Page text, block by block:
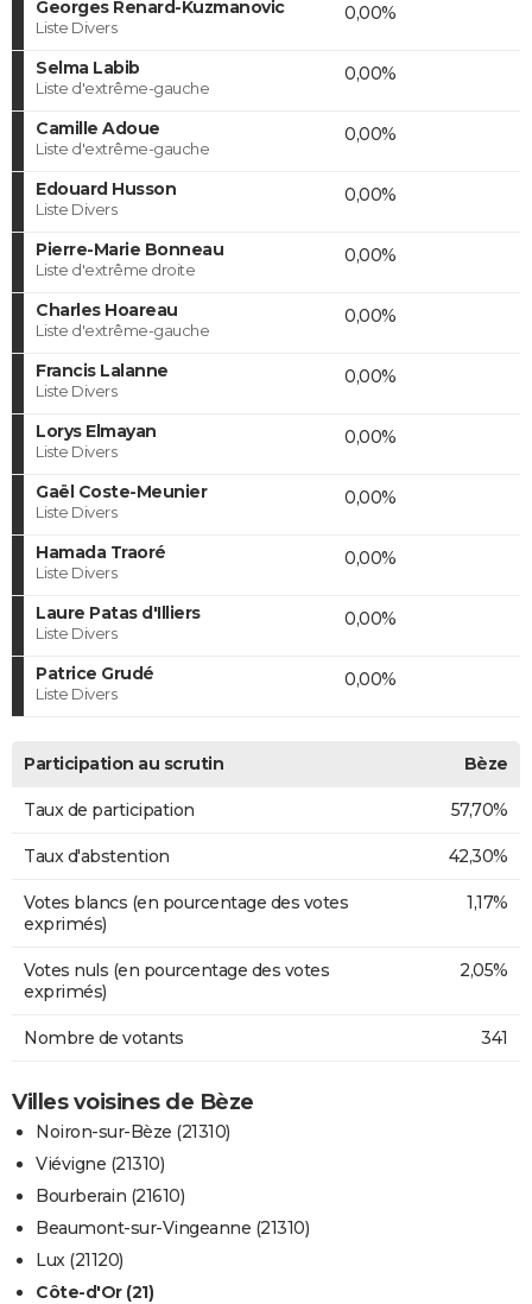
Georges Renard-Kuzmanovic
Liste Divers
0,00%
Selma Labib
Liste d'extrême-gauche
0,00%
Camille Adoue
Liste d'extrême-gauche
0,00%
Edouard Husson
Liste Divers
0,00%
Pierre-Marie Bonneau
Liste d'extrême droite
0,00%
Charles Hoareau
Liste d'extrême-gauche
0,00%
Francis Lalanne
Liste Divers
0,00%
Lorys Elmayan
Liste Divers
0,00%
Gaël Coste-Meunier
Liste Divers
0,00%
Hamada Traoré
Liste Divers
0,00%
Laure Patas d'Illiers
Liste Divers
0,00%
Patrice Grudé
Liste Divers
0,00%
Participation au scrutin Bèze
Taux de participation 57,70%
Taux d'abstention 42,30%
Votes blancs (en pourcentage des votes
exprimés)
1,17%
Votes nuls (en pourcentage des votes
exprimés)
2,05%
Nombre de votants 341
Villes voisines de Bèze
Noiron-sur-Bèze (21310)
Viévigne (21310)
Bourberain (21610)
Beaumont-sur-Vingeanne (21310)
Lux (21120)
Côte-d'Or (21)